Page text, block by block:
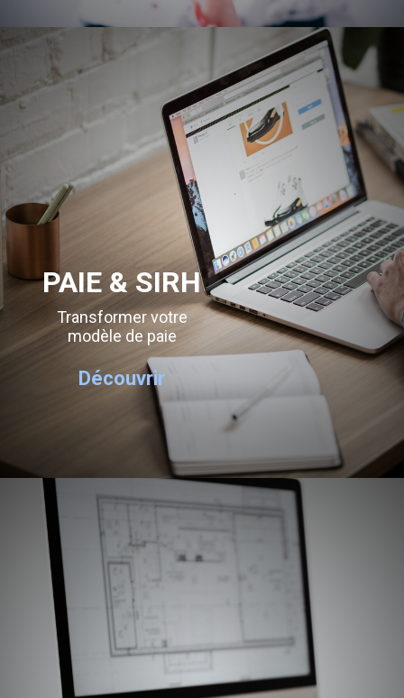
PAIE & SIRH
Transformer votre
modèle de paie
Découvrir